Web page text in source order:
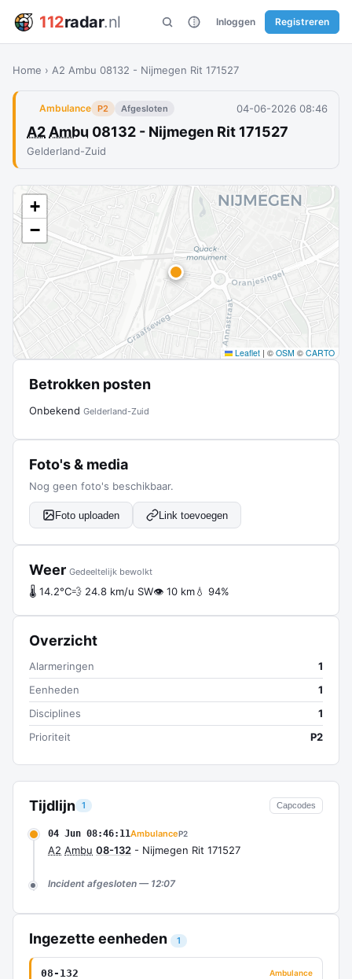
112radar.nl Inloggen Registreren
Home › A2 Ambu 08132 - Nijmegen Rit 171527
Ambulance P2 Afgesloten 04-06-2026 08:46
A2 Ambu 08132 - Nijmegen Rit 171527
Gelderland-Zuid
Tijdlijn 1 Capcodes
04 Jun 08:46:11AmbulanceP2
A2 Ambu 08-132 - Nijmegen Rit 171527
Incident afgesloten — 12:07
Ingezette eenheden 1
08-132 Ambulance
+
−
Leaflet | © OSM © CARTO
Betrokken posten
Onbekend Gelderland-Zuid
Foto's & media
Nog geen foto's beschikbaar.
Foto uploaden Link toevoegen
Weer Gedeeltelijk bewolkt
🌡 14.2°C💨 24.8 km/u SW👁 10 km💧 94%
Overzicht
Alarmeringen
1
Eenheden
1
Disciplines
1
Prioriteit
P2